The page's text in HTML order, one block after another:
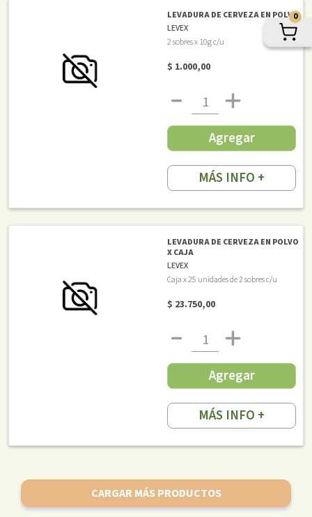
LEVADURA DE CERVEZA EN POLVO
LEVEX
2 sobres x 10g c/u
$ 1.000,00
Agregar
MÁS INFO +
LEVADURA DE CERVEZA EN POLVO
X CAJA
LEVEX
Caja x 25 unidades de 2 sobres c/u
$ 23.750,00
Agregar
MÁS INFO +
CARGAR MÁS PRODUCTOS
0